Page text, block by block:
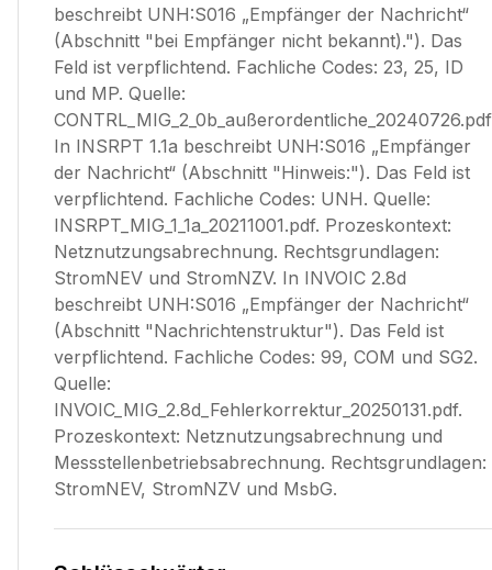
beschreibt UNH:S016 „Empfänger der Nachricht“
(Abschnitt "bei Empfänger nicht bekannt)."). Das
Feld ist verpflichtend. Fachliche Codes: 23, 25, ID
und MP. Quelle:
In INSRPT 1.1a beschreibt UNH:S016 „Empfänger
der Nachricht“ (Abschnitt "Hinweis:"). Das Feld ist
verpflichtend. Fachliche Codes: UNH. Quelle:
INSRPT_MIG_1_1a_20211001.pdf. Prozeskontext:
Netznutzungsabrechnung. Rechtsgrundlagen:
StromNEV und StromNZV. In INVOIC 2.8d
beschreibt UNH:S016 „Empfänger der Nachricht“
(Abschnitt "Nachrichtenstruktur"). Das Feld ist
verpflichtend. Fachliche Codes: 99, COM und SG2.
Quelle:
INVOIC_MIG_2.8d_Fehlerkorrektur_20250131.pdf.
Prozeskontext: Netznutzungsabrechnung und
Messstellenbetriebsabrechnung. Rechtsgrundlagen:
StromNEV, StromNZV und MsbG.